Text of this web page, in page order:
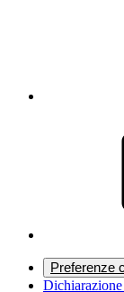
Preferenze